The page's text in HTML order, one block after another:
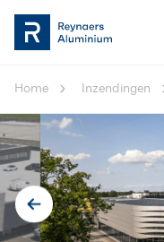
Home Inzendingen